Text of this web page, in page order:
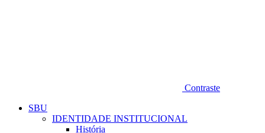
Contraste
SBU
IDENTIDADE INSTITUCIONAL
História